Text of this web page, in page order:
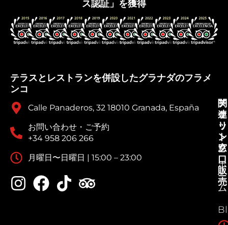
ス認証」を獲得
テラスとレストランを併設したグラナダのフラメ
ンコ
Calle Panaderos, 32 18010 Granada, España
お問い合わせ・ご予約
+34 958 206 266
月曜日〜日曜日 | 15:00 – 23:00
チ
ケ
ッ
ト
窓
口
販
売
関
連
リ
ン
ク
ホ
ー
ム